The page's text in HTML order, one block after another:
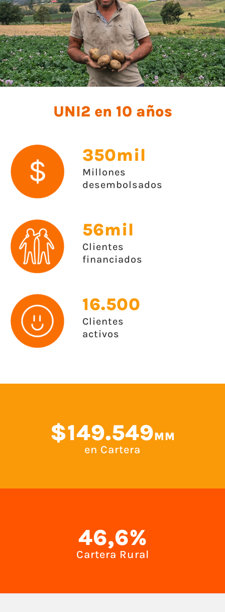
UNI2 en 10 años
350mil
Millones
desembolsados
56mil
Clientes
financiados
16.500
Clientes
activos
$149.549MM
en Cartera
46,6%
Cartera Rural